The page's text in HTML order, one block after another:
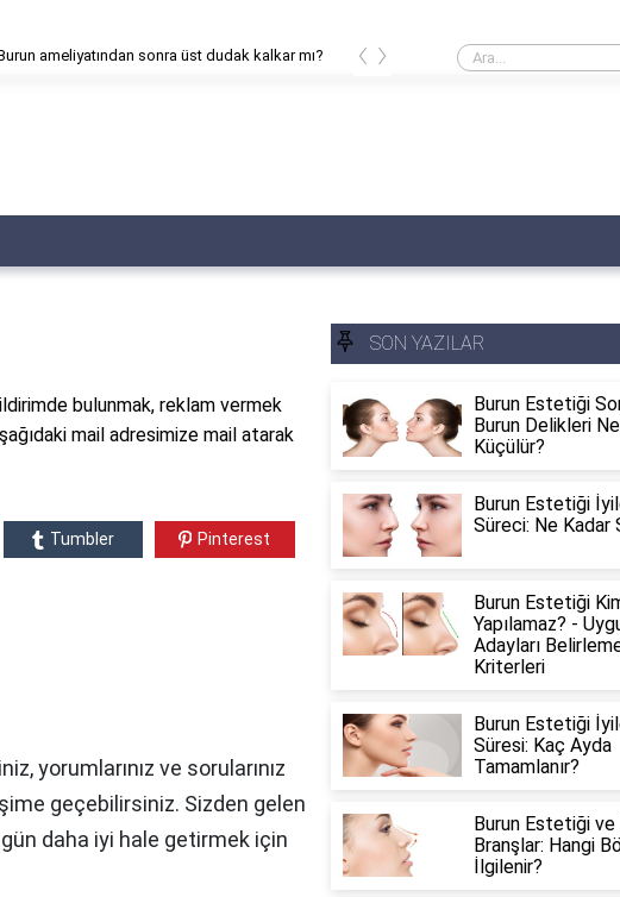
dudak kalkar mı? Burnumda et var ne yapmalıyım?
‹ ›
bulunmak, reklam vermek
mail adresimize mail atarak
Tumbler Pinterest
yorumlarınız ve sorularınız
geçebilirsiniz. Sizden gelen
daha iyi hale getirmek için
SON YAZILAR
Burun Estetiği
Burun Delikleri
Küçülür?
Burun Estetiği
Süreci: Ne Kadar
Burun Estetiği
Yapılamaz? -
Adayları
Kriterleri
Burun Estetiği
Süresi: Kaç Ayda
Tamamlanır?
Burun Estetiği ve
Branşlar: Hangi
İlgilenir?